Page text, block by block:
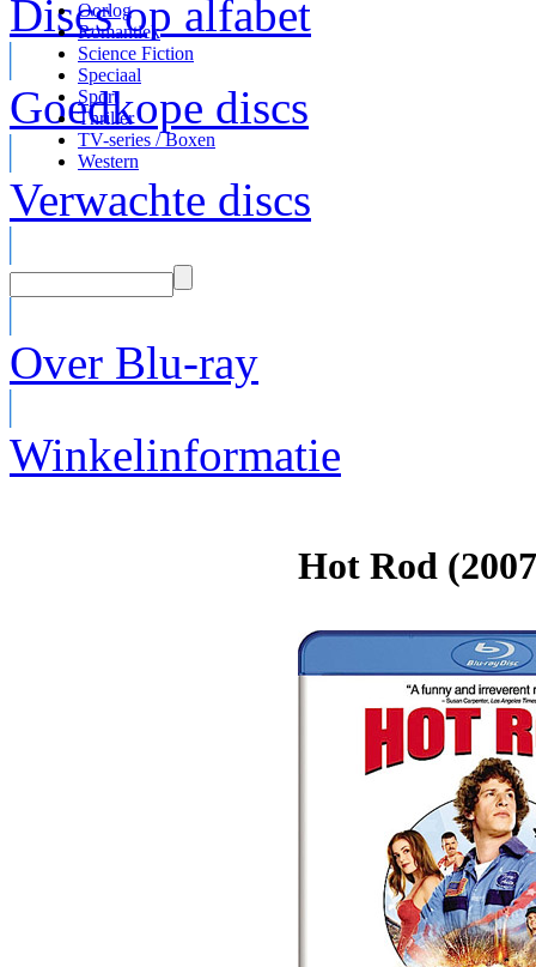
Discs op alfabet
Goedkope discs
Verwachte discs
Over Blu-ray
Winkelinformatie
Oorlog
Romantiek
Science Fiction
Speciaal
Sport
Thriller
TV-series / Boxen
Western
Hot Rod